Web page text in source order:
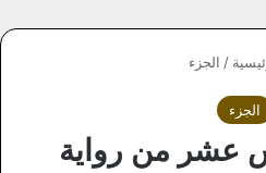
/ الجزء
الجزء
عشر من رواية